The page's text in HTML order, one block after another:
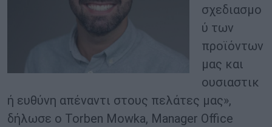
σχεδιασμο
ύ των
προϊόντων
μας και
ουσιαστικ
ή ευθύνη απέναντι στους πελάτες μας»,
δήλωσε ο Torben Mowka, Manager Office